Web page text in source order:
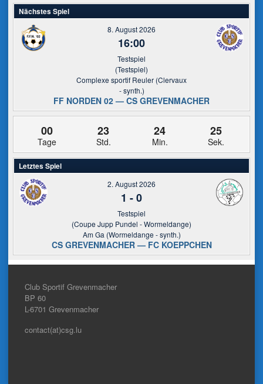
Nächstes Spiel
8. August 2026
16:00
Testspiel
(Testspiel)
Complexe sportif Reuler (Clervaux
- synth.)
FF NORDEN 02 — CS GREVENMACHER
00
Tage
23
Std.
24
Min.
25
Sek.
Letztes Spiel
2. August 2026
1 -0
Testspiel
(Coupe Jupp Pundel - Wormeldange)
Am Ga (Wormeldange - synth.)
CS GREVENMACHER — FC KOEPPCHEN
Club Sportif Grevenmacher
BP 60
L-6701 Grevenmacher
contact(at)csg.lu